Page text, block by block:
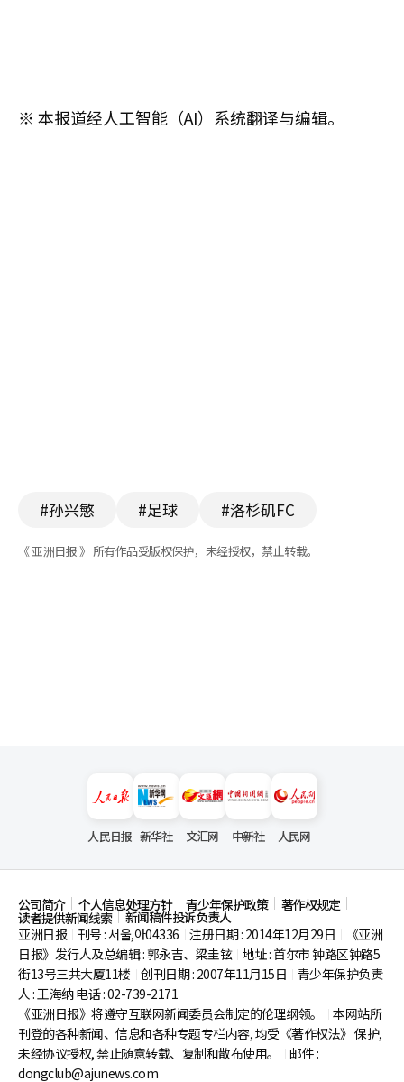
※ 本报道经人工智能（AI）系统翻译与编辑。
#孙兴慜 #足球 #洛杉矶FC
《 亚洲日报 》 所有作品受版权保护，未经授权，禁止转载。
人民日报 新华社 文汇网 中新社 人民网
公司简介 个人信息处理方针 青少年保护政策 著作权规定
读者提供新闻线索
新闻稿件投诉负责人
亚洲日报
刊号 : 서울,아04336 注册日期 : 2014年12月29日
《亚洲
日报》发行人及总编辑 : 郭永吉、梁圭铉 地址 : 首尔市钟路区钟路5
街13号三共大厦11楼 创刊日期 : 2007年11月15日
青少年保护负责
人 : 王海纳 电话 : 02-739-2171
《亚洲日报》将遵守互联网新闻委员会制定的伦理纲领。
本网站所
刊登的各种新闻、信息和各种专题专栏内容, 均受《著作权法》 保护,
未经协议授权, 禁止随意转载、复制和散布使用。
邮件 :
dongclub@ajunews.com